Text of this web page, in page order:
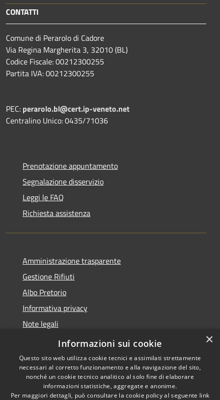
CONTATTI
Comune di Perarolo di Cadore
Via Regina Margherita 3, 32010 (BL)
Codice Fiscale: 00212300255
Partita IVA: 00212300255
PEC: perarolo.bl@cert.ip-veneto.net
Centralino Unico: 0435/71036
Prenotazione appuntamento
Segnalazione disservizio
Leggi le FAQ
Richiesta assistenza
Amministrazione trasparente
Gestione Rifiuti
Albo Pretorio
Informativa privacy
Note legali
Dichiarazione di accessibilità
Copyright © 2026 • Comune di
×
Informazioni sui cookie
Questo sito web utilizza cookie tecnici e assimilati strettamente
necessari al corretto funzionamento e alla navigazione del sito,
nonché un cookie tecnico analitico al solo fine di elaborare
informazioni statistiche, aggregate e anonime.
Per maggiori dettagli, può consultare la cookie policy al seguente link